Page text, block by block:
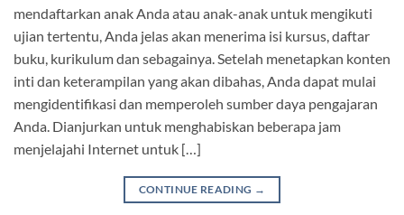
mendaftarkan anak Anda atau anak-anak untuk mengikuti
ujian tertentu, Anda jelas akan menerima isi kursus, daftar
buku, kurikulum dan sebagainya. Setelah menetapkan konten
inti dan keterampilan yang akan dibahas, Anda dapat mulai
mengidentifikasi dan memperoleh sumber daya pengajaran
Anda. Dianjurkan untuk menghabiskan beberapa jam
menjelajahi Internet untuk […]
CONTINUE READING →